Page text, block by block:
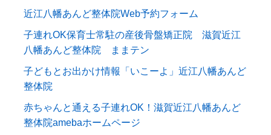
近江八幡あんど整体院Web予約フォーム
子連れOK保育士常駐の産後骨盤矯正院 滋賀近江
八幡あんど整体院 ままテン
子どもとお出かけ情報「いこーよ」近江八幡あんど
整体院
赤ちゃんと通える子連れOK！滋賀近江八幡あんど
整体院amebaホームページ